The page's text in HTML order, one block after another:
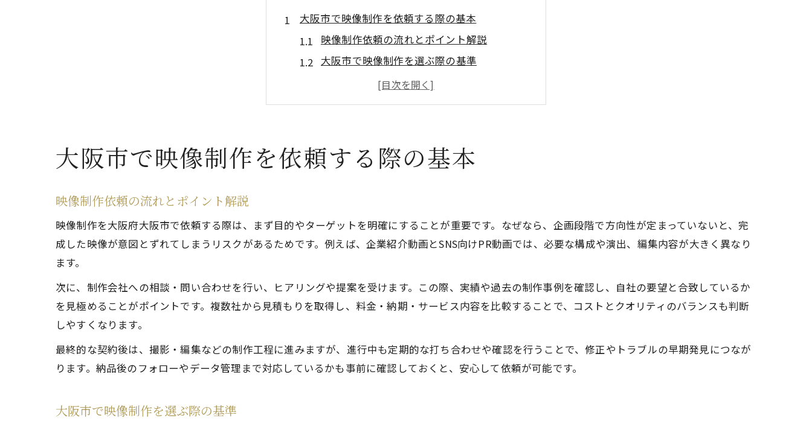
大阪市で映像制作を依頼する際の基本
映像制作依頼の流れとポイント解説
大阪市で映像制作を選ぶ際の基準
映像制作の基本知識と成功のコツ
初めての映像制作依頼で意識すべき点
依頼前に知っておきたい映像制作相場
映像制作費用の目安と内訳の考え方
映像制作費用の相談時に役立つ知識
予算に応じた映像制作プランの選び方
映像制作会社選びで重視すべき実績
映像制作の得意分野と対応範囲の確認
映像制作を依頼する際の比較ポイント
未経験でも安心できる会社の選び方
大阪市で映像制作を依頼する際の基本
映像制作依頼の流れとポイント解説
映像制作を大阪府大阪市で依頼する際は、まず目的やターゲットを明確にすることが重要です。なぜなら、企画段階で方向性が定まっていないと、完
成した映像が意図とずれてしまうリスクがあるためです。例えば、企業紹介動画とSNS向けPR動画では、必要な構成や演出、編集内容が大きく異なり
ます。
次に、制作会社への相談・問い合わせを行い、ヒアリングや提案を受けます。この際、実績や過去の制作事例を確認し、自社の要望と合致しているか
を見極めることがポイントです。複数社から見積もりを取得し、料金・納期・サービス内容を比較することで、コストとクオリティのバランスも判断
しやすくなります。
最終的な契約後は、撮影・編集などの制作工程に進みますが、進行中も定期的な打ち合わせや確認を行うことで、修正やトラブルの早期発見につなが
ります。納品後のフォローやデータ管理まで対応しているかも事前に確認しておくと、安心して依頼が可能です。
大阪市で映像制作を選ぶ際の基準